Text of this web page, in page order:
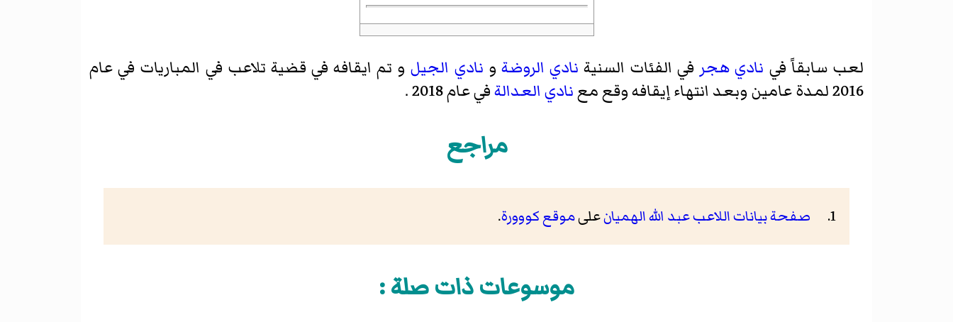
لعب سابقاً في نادي هجر في الفئات السنية نادي الروضة و نادي الجيل و تم ايقافه في قضية تلاعب في المباريات في عام
2016 لمدة عامين وبعد انتهاء إيقافه وقع مع
نادي العدالةفي عام 2018 .
مراجع
صفحة بيانات اللاعب عبد الله الهميانعلىموقع كووورة.
موسوعات ذات صلة :